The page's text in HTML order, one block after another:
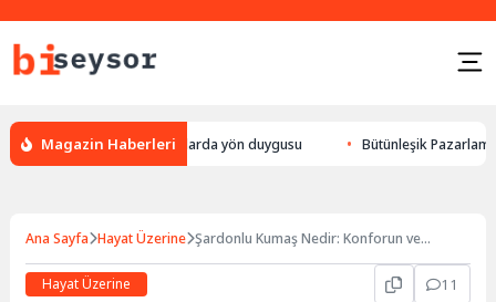
Magazin Haberleri
bulması, hayvanlarda yön duygusu Bütünleşik Pazarlama:
Ana Sayfa Hayat Üzerine Şardonlu Kumaş Nedir: Konforun ve
Hayat Üzerine
11